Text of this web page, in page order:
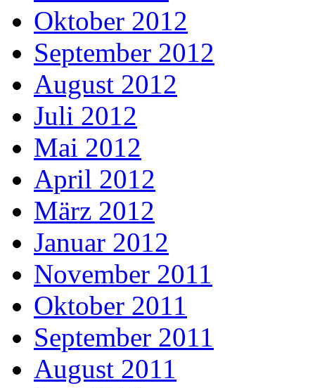
Oktober 2012
September 2012
August 2012
Juli 2012
Mai 2012
April 2012
März 2012
Januar 2012
November 2011
Oktober 2011
September 2011
August 2011